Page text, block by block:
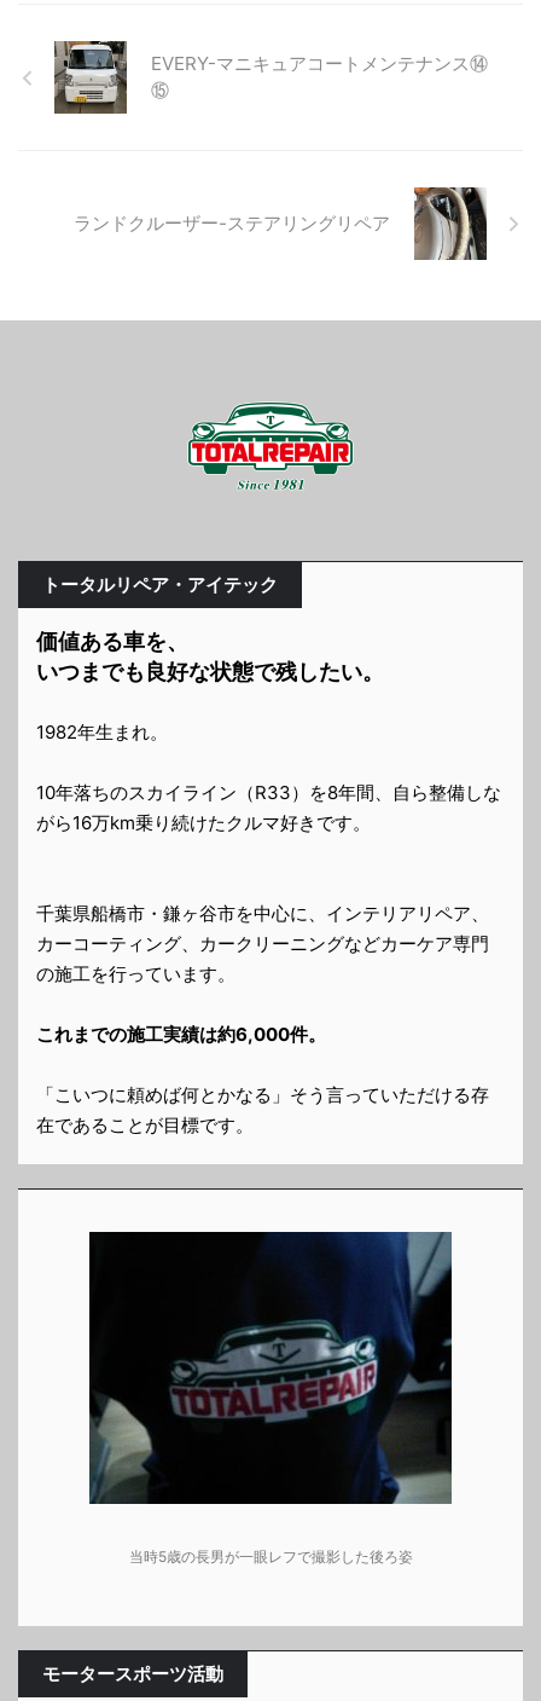
EVERY-マニキュアコートメンテナンス⑭
⑮
ランドクルーザー-ステアリングリペア
トータルリペア・アイテック
価値ある車を、
いつまでも良好な状態で残したい。
1982年生まれ。
10年落ちのスカイライン（R33）を8年間、自ら整備しな
がら16万km乗り続けたクルマ好きです。
千葉県船橋市・鎌ヶ谷市を中心に、インテリアリペア、
カーコーティング、カークリーニングなどカーケア専門
の施工を行っています。
これまでの施工実績は約6,000件。
「こいつに頼めば何とかなる」そう言っていただける存
在であることが目標です。
当時5歳の長男が一眼レフで撮影した後ろ姿
モータースポーツ活動